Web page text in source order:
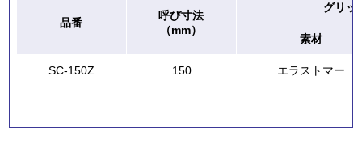
品番
呼び寸法
（mm）
グリッ
素材
SC-150Z 150 エラストマー